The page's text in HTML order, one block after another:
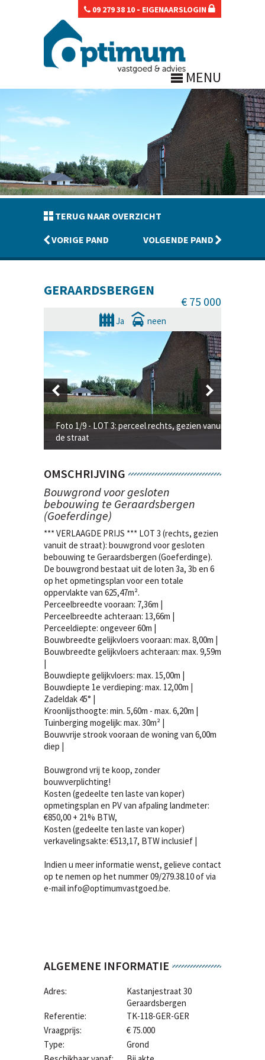
09 279 38 10 - EIGENAARSLOGIN
MENU
TERUG NAAR OVERZICHT
VORIGE PAND
VOLGENDE PAND
GERAARDSBERGEN
€ 75 000
Ja neen
Foto 1/9 - LOT 3: perceel rechts, gezien vanuit
de straat
OMSCHRIJVING
Bouwgrond voor gesloten
bebouwing te Geraardsbergen
(Goeferdinge)
*** VERLAAGDE PRIJS *** LOT 3 (rechts, gezien
vanuit de straat): bouwgrond voor gesloten
bebouwing te Geraardsbergen (Goeferdinge).
De bouwgrond bestaat uit de loten 3a, 3b en 6
op het opmetingsplan voor een totale
oppervlakte van 625,47m².
Perceelbreedte vooraan: 7,36m |
Perceelbreedte achteraan: 13,66m |
Perceeldiepte: ongeveer 60m |
Bouwbreedte gelijkvloers vooraan: max. 8,00m |
Bouwbreedte gelijkvloers achteraan: max. 9,59m
|
Bouwdiepte gelijkvloers: max. 15,00m |
Bouwdiepte 1e verdieping: max. 12,00m |
Zadeldak 45° |
Kroonlijsthoogte: min. 5,60m - max. 6,20m |
Tuinberging mogelijk: max. 30m² |
Bouwvrije strook vooraan de woning van 6,00m
diep |
Bouwgrond vrij te koop, zonder
bouwverplichting!
Kosten (gedeelte ten laste van koper)
opmetingsplan en PV van afpaling landmeter:
€850,00 + 21% BTW,
Kosten (gedeelte ten laste van koper)
verkavelingsakte: €513,17, BTW inclusief |
Indien u meer informatie wenst, gelieve contact
op te nemen op het nummer 09/279.38.10 of via
e-mail info@optimumvastgoed.be.
ALGEMENE INFORMATIE
Adres:
Kastanjestraat 30
Geraardsbergen
Referentie:
TK-118-GER-GER
Vraagprijs:
€ 75.000
Type:
Grond